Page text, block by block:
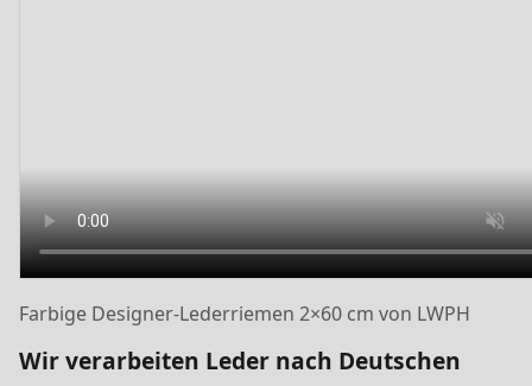
Farbige Designer-Lederriemen 2×60 cm von LWPH
Wir verarbeiten Leder nach Deutschen